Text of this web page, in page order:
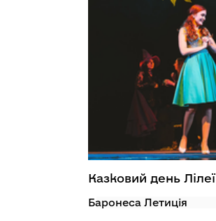
Казковий день Лілеї
Баронеса Летиція